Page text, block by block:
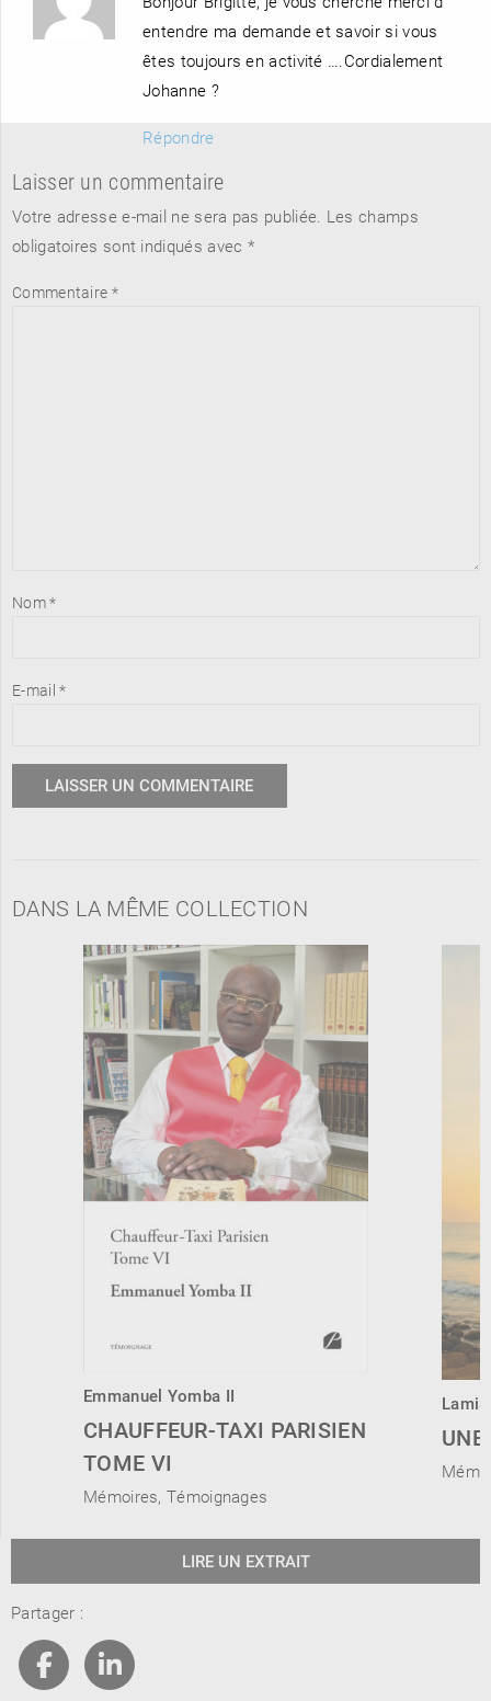
entendre ma demande et savoir si vous
êtes toujours en activité ….Cordialement
Johanne ?
Répondre
Laisser un commentaire
Votre adresse e-mail ne sera pas publiée. Les champs
obligatoires sont indiqués avec *
Commentaire *
Nom*
E-mail*
DANS LA MÊME COLLECTION
Emmanuel Yomba II
CHAUFFEUR-TAXI PARISIEN
TOME VI
Mémoires, Témoignages
LIRE UN EXTRAIT
Partager :